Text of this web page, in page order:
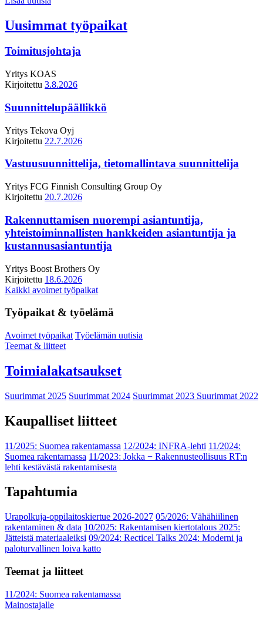
Uusimmat työpaikat
Toimitusjohtaja
Yritys KOAS
Kirjoitettu 3.8.2026
Suunnittelupäällikkö
Yritys Tekova Oyj
Kirjoitettu 22.7.2026
Vastuusuunnittelija, tietomallintava suunnittelija
Yritys FCG Finnish Consulting Group Oy
Kirjoitettu 20.7.2026
Rakennuttamisen nuorempi asiantuntija,
yhteistoiminnallisten hankkeiden asiantuntija ja
kustannusasiantuntija
Yritys Boost Brothers Oy
Kirjoitettu 18.6.2026
Kaikki avoimet työpaikat
Työpaikat & työelämä
Avoimet työpaikat Työelämän uutisia
Teemat & liitteet
Toimialakatsaukset
Suurimmat 2025 Suurimmat 2024 Suurimmat 2023 Suurimmat 2022
Kaupalliset liitteet
11/2025: Suomea rakentamassa 12/2024: INFRA-lehti 11/2024:
Suomea rakentamassa 11/2023: Jokka − Rakennusteollisuus RT:n
lehti kestävästä rakentamisesta
Tapahtumia
Urapolkuja-oppilaitoskiertue 2026-2027 05/2026: Vähähiilinen
rakentaminen & data 10/2025: Rakentamisen kiertotalous 2025:
Jätteistä materiaaleiksi 09/2024: Recticel Talks 2024: Moderni ja
paloturvallinen loiva katto
Teemat ja liitteet
11/2024: Suomea rakentamassa
Mainostajalle